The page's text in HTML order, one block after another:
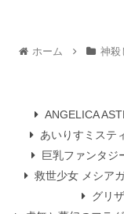
ホーム 神殺
ANGELICA
あいりすミステ
巨乳ファンタジ
救世少女 メシア
グリ